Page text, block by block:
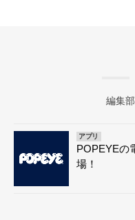
編集
アプリ
POPEYEの
場！